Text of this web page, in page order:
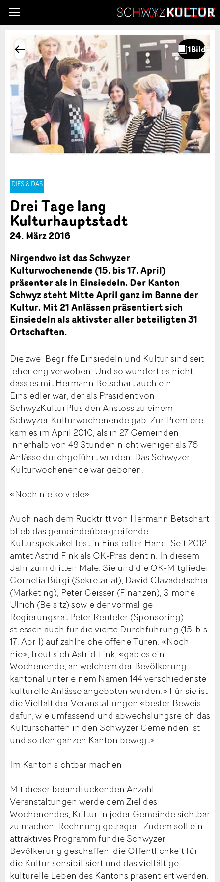
DIES & DAS
Drei Tage lang
Kulturhauptstadt
24. März 2016
Nirgendwo ist das Schwyzer
Kulturwochenende (15. bis 17. April)
präsenter als in Einsiedeln. Der Kanton
Schwyz steht Mitte April ganz im Banne der
Kultur. Mit 21 Anlässen präsentiert sich
Einsiedeln als aktivster aller beteiligten 31
Ortschaften.
Die zwei Begriffe Einsiedeln und Kultur sind seit
jeher eng verwoben. Und so wundert es nicht,
dass es mit Hermann Betschart auch ein
Einsiedler war, der als Präsident von
SchwyzKulturPlus den Anstoss zu einem
Schwyzer Kulturwochenende gab. Zur Premiere
kam es im April 2010, als in 27 Gemeinden
innerhalb von 48 Stunden nicht weniger als 76
Anlässe durchgeführt wurden. Das Schwyzer
Kulturwochenende war geboren.
«Noch nie so viele»
Auch nach dem Rücktritt von Hermann Betschart
blieb das gemeindeübergreifende
Kulturspektakel fest in Einsiedler Hand. Seit 2012
amtet Astrid Fink als OK-Präsidentin. In diesem
Jahr zum dritten Male. Sie und die OK-Mitglieder
Cornelia Bürgi (Sekretariat), David Clavadetscher
(Marketing), Peter Geisser (Finanzen), Simone
Ulrich (Beisitz) sowie der vormalige
Regierungsrat Peter Reuteler (Sponsoring)
stiessen auch für die vierte Durchführung (15. bis
17. April) auf zahlreiche offene Türen. «Noch
nie», freut sich Astrid Fink, «gab es ein
Wochenende, an welchem der Bevölkerung
kantonal unter einem Namen 144 verschiedenste
kulturelle Anlässe angeboten wurden.» Für sie ist
die Vielfalt der Veranstaltungen «bester Beweis
dafür, wie umfassend und abwechslungsreich das
Kulturschaffen in den Schwyzer Gemeinden ist
und so den ganzen Kanton bewegt».
Im Kanton sichtbar machen
Mit dieser beeindruckenden Anzahl
Veranstaltungen werde dem Ziel des
Wochenendes, Kultur in jeder Gemeinde sichtbar
zu machen, Rechnung getragen. Zudem soll ein
attraktives Programm für die Schwyzer
Bevölkerung geschaffen, die Öffentlichkeit für
die Kultur sensibilisiert und das vielfältige
kulturelle Leben des Kantons präsentiert werden.